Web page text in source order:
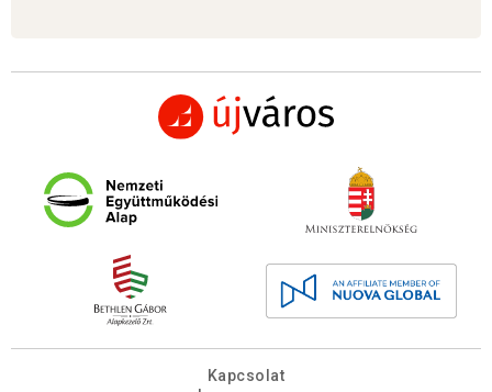
Kapcsolat